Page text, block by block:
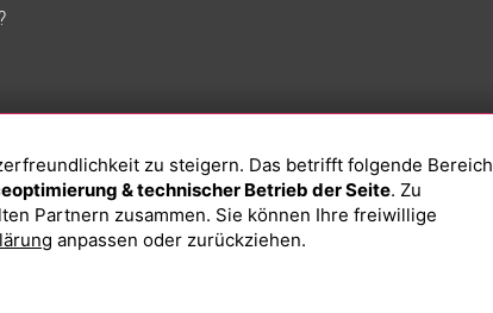
zu steigern. Das betrifft folgende
& technischer Betrieb der Seite. Zu
Partnern zusammen. Sie können Ihre freiwillige
anpassen oder zurückziehen.